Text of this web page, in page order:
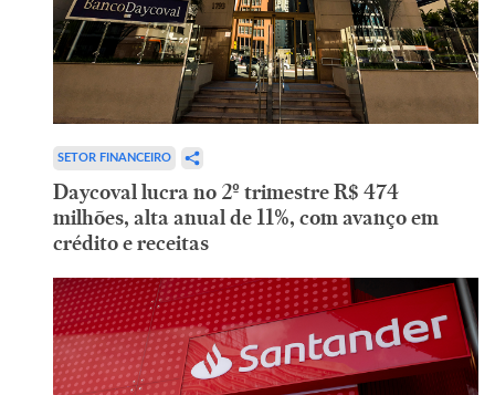
SETOR FINANCEIRO
Daycoval lucra no 2º trimestre R$ 474
milhões, alta anual de 11%, com avanço em
crédito e receitas